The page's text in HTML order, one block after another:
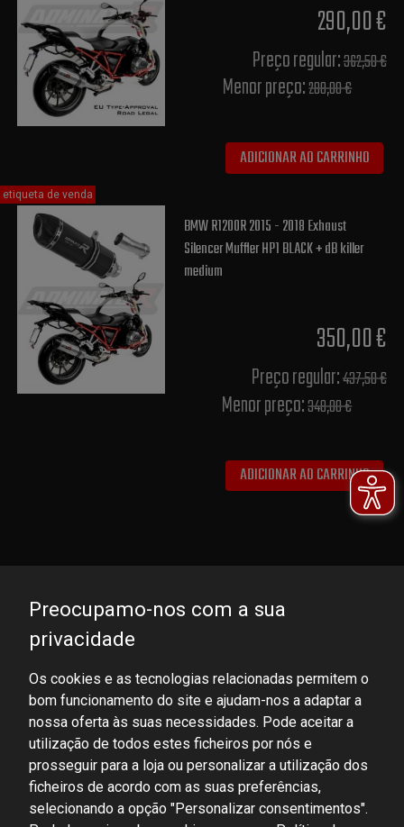
290,00 €
Preço regular:362,50 €
Menor preço:288,00 €
ADICIONAR AO CARRINHO
BMW R1200R 2015 - 2018 Exhaust
Silencer Muffler HP1 BLACK + dB killer
medium
350,00 €
Preço regular:437,50 €
Menor preço:348,00 €
ADICIONAR AO CARRINHO
etiqueta de venda
DOMINATOR GROUP Sp. z o.o.
Ludowa 59, 43-514 Kaniów, POLAND
VAT ID No.: 6521751083
dominator@dominator.pl
Preocupamo-nos com a sua
privacidade
Os cookies e as tecnologias relacionadas permitem o
bom funcionamento do site e ajudam-nos a adaptar a
nossa oferta às suas necessidades. Pode aceitar a
utilização de todos estes ficheiros por nós e
prosseguir para a loja ou personalizar a utilização dos
ficheiros de acordo com as suas preferências,
selecionando a opção "Personalizar consentimentos".